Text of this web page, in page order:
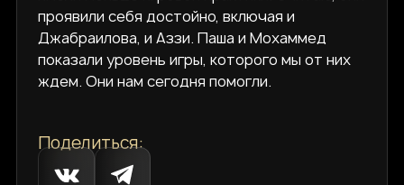
проявили себя достойно, включая и
Джабраилова, и Аззи. Паша и Мохаммед
показали уровень игры, которого мы от них
ждем. Они нам сегодня помогли.
Поделиться: